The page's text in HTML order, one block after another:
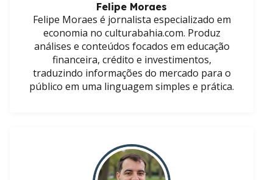
Felipe Moraes
Felipe Moraes é jornalista especializado em
economia no culturabahia.com. Produz
análises e conteúdos focados em educação
financeira, crédito e investimentos,
traduzindo informações do mercado para o
público em uma linguagem simples e prática.